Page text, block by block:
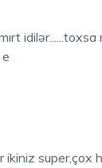
idilər......toxsa
ikiniz super,çox